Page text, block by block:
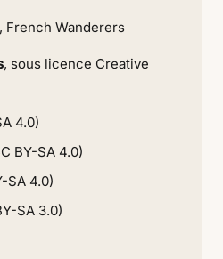
French Wanderers
, sous licence Creative
4.0)
BY-SA 4.0)
SA 4.0)
SA 3.0)